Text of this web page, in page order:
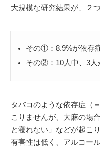
大規模な研究結果が、２
その①：8.9%が依存
その②：10人中、3人
タバコのような依存症（
こりませんが、大麻の場
と寝れない」などが起こ
有害性は低く、アルコー